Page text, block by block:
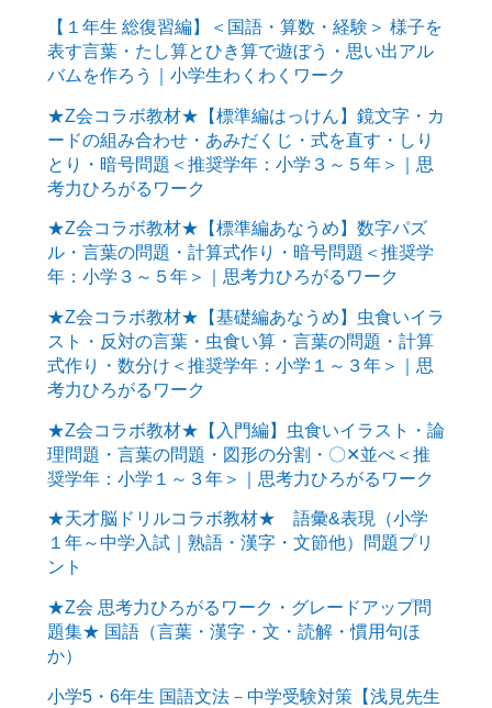
【１年生 総復習編】＜国語・算数・経験＞ 様子を
表す言葉・たし算とひき算で遊ぼう・思い出アル
バムを作ろう｜小学生わくわくワーク
★Z会コラボ教材★【標準編はっけん】鏡文字・カ
ードの組み合わせ・あみだくじ・式を直す・しり
とり・暗号問題＜推奨学年：小学３～５年＞｜思
考力ひろがるワーク
★Z会コラボ教材★【標準編あなうめ】数字パズ
ル・言葉の問題・計算式作り・暗号問題＜推奨学
年：小学３～５年＞｜思考力ひろがるワーク
★Z会コラボ教材★【基礎編あなうめ】虫食いイラ
スト・反対の言葉・虫食い算・言葉の問題・計算
式作り・数分け＜推奨学年：小学１～３年＞｜思
考力ひろがるワーク
★Z会コラボ教材★【入門編】虫食いイラスト・論
理問題・言葉の問題・図形の分割・〇✕並べ＜推
奨学年：小学１～３年＞｜思考力ひろがるワーク
★天才脳ドリルコラボ教材★ 語彙&表現（小学
１年～中学入試｜熟語・漢字・文節他）問題プリ
ント
★Z会 思考力ひろがるワーク・グレードアップ問
題集★ 国語（言葉・漢字・文・読解・慣用句ほ
か）
小学5・6年生 国語文法－中学受験対策【浅見先生